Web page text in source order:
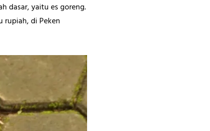
dasar, yaitu es goreng.
rupiah, di Peken